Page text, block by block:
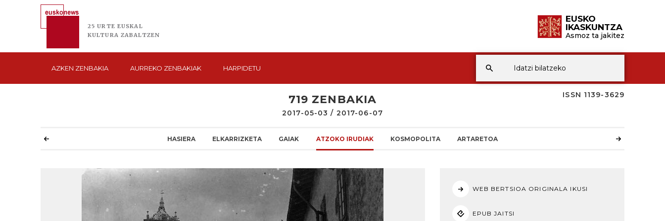
25 URTE EUSKAL
KULTURA ZABALTZEN
EUSKO
IKASKUNTZA
Asmoz ta jakitez
AZKEN ZENBAKIA AURREKO ZENBAKIAK HARPIDETU
ISSN 1139-3629
719 ZENBAKIA
2017-05-03 / 2017-06-07
HASIERA ELKARRIZKETA GAIAK ATZOKO IRUDIAK KOSMOPOLITA ARTARETOA
WEB BERTSIOA ORIGINALA IKUSI
EPUB JAITSI